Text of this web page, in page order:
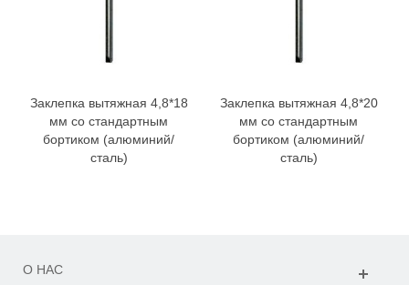
Заклепка вытяжная 4,8*18
мм со стандартным
бортиком (алюминий/
сталь)
Заклепка вытяжная 4,8*20
мм со стандартным
бортиком (алюминий/
сталь)
О НАС